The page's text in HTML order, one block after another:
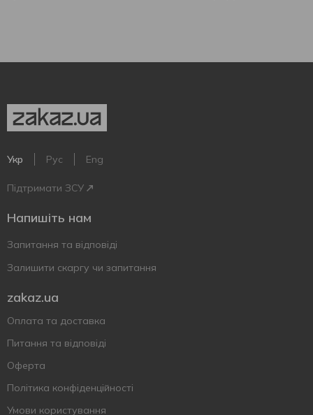
Укр Рус Eng
Підтримати ЗСУ
Напишіть нам
Запитання та відповіді
Залишити скаргу чи запитання
zakaz.ua
Оплата та доставка
Питання та відповіді
Оферта
Політика конфіденційності
Умови користування